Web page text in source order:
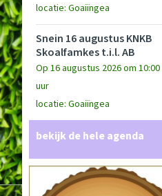
locatie: Goaiïngea
Snein 16 augustus KNKB
Skoalfamkes t.i.l. AB
Op 16 augustus 2026 om 10:00
uur
locatie: Goaiïngea
bekijk de hele agenda